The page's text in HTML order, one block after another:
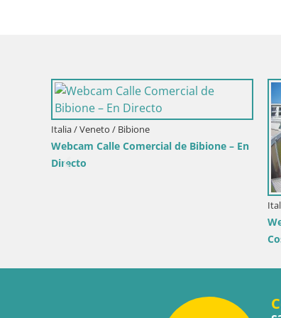
Italia / Lika-Senj / Senj
Writers’ Park Webcam Senj – Live by the
Sea
y